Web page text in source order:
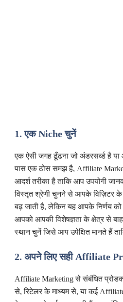
1. एक Niche चुनें
एक ऐसी जगह ढूँढना जो अंडरसर्व्ड है
पास एक ठोस समझ है, Affiliate
आदर्श तरीका है ताकि आप उपयोगी
विस्तृत श्रेणी चुनने से आपके विज़िटर के
बढ़ जाती है, लेकिन यह आपके निर्णय
आपको आपकी विशेषज्ञता के क्षेत्र से
स्थान चुनें जिसे आप उपेक्षित मानते हैं
2. अपने लिए सही Affiliate
Affiliate Marketing से संबंधित
से, रिटेलर के माध्यम से, या कई